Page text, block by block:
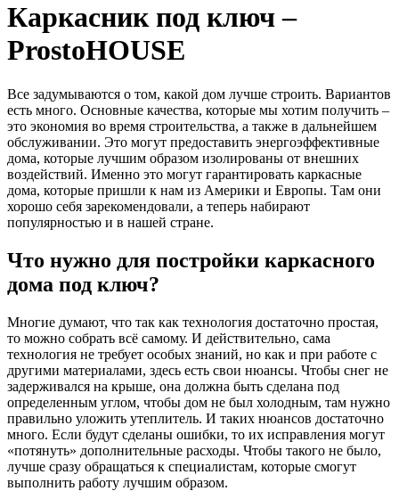
Каркасник под ключ –
ProstoHOUSE
Все задумываются о том, какой дом лучше строить. Вариантов
есть много. Основные качества, которые мы хотим получить –
это экономия во время строительства, а также в дальнейшем
обслуживании. Это могут предоставить энергоэффективные
дома, которые лучшим образом изолированы от внешних
воздействий. Именно это могут гарантировать каркасные
дома, которые пришли к нам из Америки и Европы. Там они
хорошо себя зарекомендовали, а теперь набирают
популярностью и в нашей стране.
Что нужно для постройки каркасного
дома под ключ?
Многие думают, что так как технология достаточно простая,
то можно собрать всё самому. И действительно, сама
технология не требует особых знаний, но как и при работе с
другими материалами, здесь есть свои нюансы. Чтобы снег не
задерживался на крыше, она должна быть сделана под
определенным углом, чтобы дом не был холодным, там нужно
правильно уложить утеплитель. И таких нюансов достаточно
много. Если будут сделаны ошибки, то их исправления могут
«потянуть» дополнительные расходы. Чтобы такого не было,
лучше сразу обращаться к специалистам, которые смогут
выполнить работу лучшим образом.